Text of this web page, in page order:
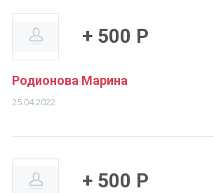
Родионова Марина
25.04.2022
+ 500 Р
+ 500 Р